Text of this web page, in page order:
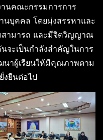
นคณะกรรมการการ
บุคคล โดยมุ่งสรรหาและ
สามารถ และมีจิตวิญญาณ
จะเป็นกำลังสำคัญในการ
าผู้เรียนให้มีคุณภาพตาม
งยืนต่อไป